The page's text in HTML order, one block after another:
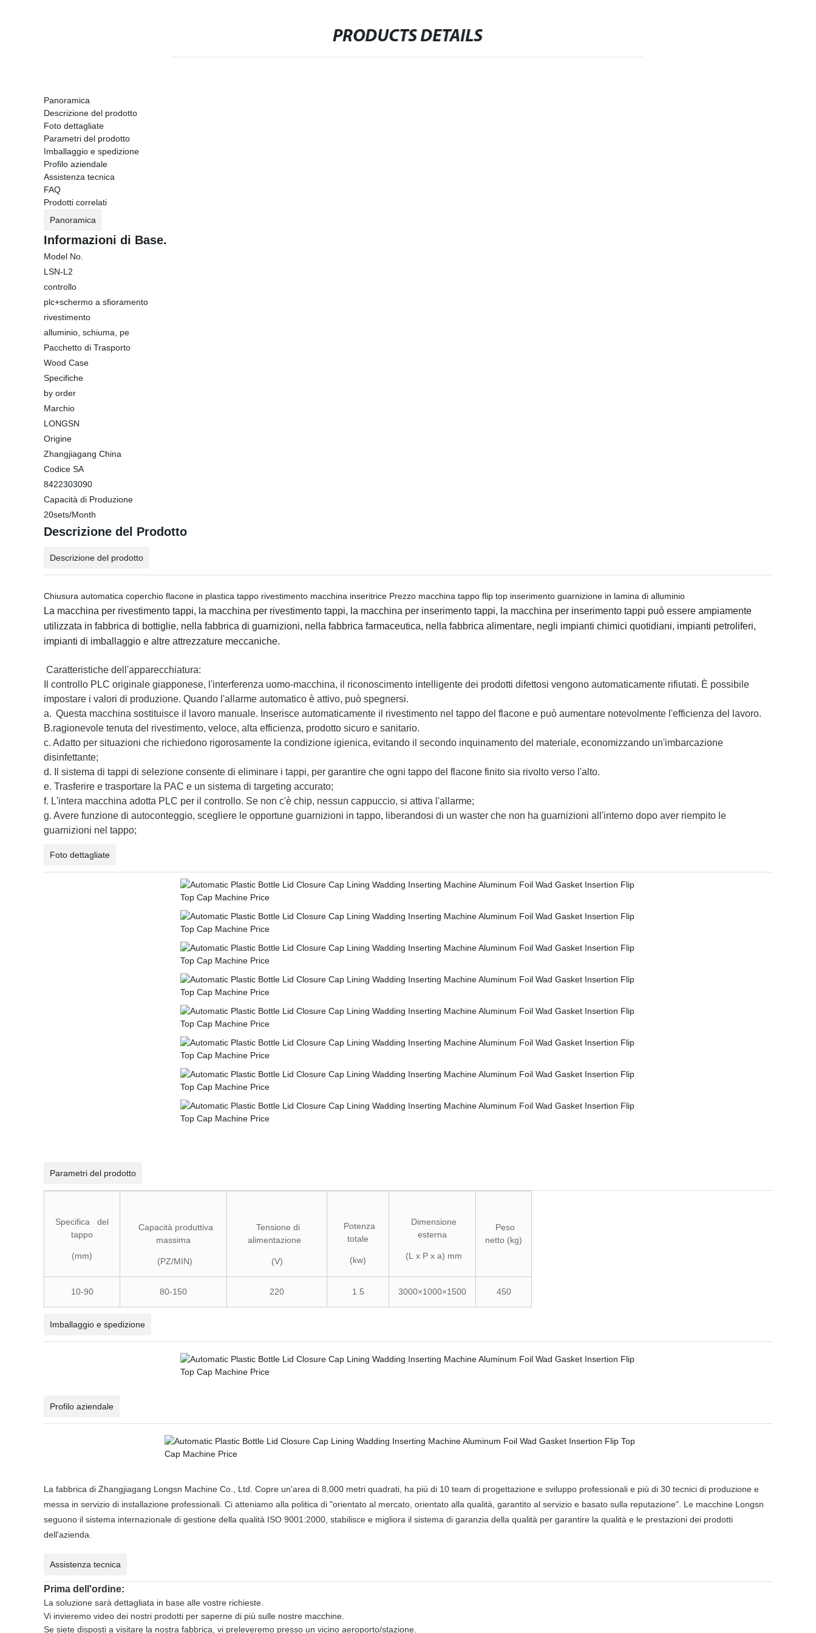
PRODUCTS DETAILS
Panoramica
Descrizione del prodotto
Foto dettagliate
Parametri del prodotto
Imballaggio e spedizione
Profilo aziendale
Assistenza tecnica
FAQ
Prodotti correlati
Panoramica
Informazioni di Base.
Model No.
LSN-L2
controllo
plc+schermo a sfioramento
rivestimento
alluminio, schiuma, pe
Pacchetto di Trasporto
Wood Case
Specifiche
by order
Marchio
LONGSN
Origine
Zhangjiagang China
Codice SA
8422303090
Capacità di Produzione
20sets/Month
Descrizione del Prodotto
Descrizione del prodotto
Chiusura automatica coperchio flacone in plastica tappo rivestimento macchina inseritrice Prezzo macchina tappo flip top inserimento guarnizione in lamina di alluminio
La macchina per rivestimento tappi, la macchina per rivestimento tappi, la macchina per inserimento tappi, la macchina per inserimento tappi può essere ampiamente
utilizzata in fabbrica di bottiglie, nella fabbrica di guarnizioni, nella fabbrica farmaceutica, nella fabbrica alimentare, negli impianti chimici quotidiani, impianti petroliferi,
impianti di imballaggio e altre attrezzature meccaniche.
Caratteristiche dell'apparecchiatura:
Il controllo PLC originale giapponese, l'interferenza uomo-macchina, il riconoscimento intelligente dei prodotti difettosi vengono automaticamente rifiutati. È possibile
impostare i valori di produzione. Quando l'allarme automatico è attivo, può spegnersi.
a. Questa macchina sostituisce il lavoro manuale. Inserisce automaticamente il rivestimento nel tappo del flacone e può aumentare notevolmente l'efficienza del lavoro.
B.ragionevole tenuta del rivestimento, veloce, alta efficienza, prodotto sicuro e sanitario.
c. Adatto per situazioni che richiedono rigorosamente la condizione igienica, evitando il secondo inquinamento del materiale, economizzando un'imbarcazione
disinfettante;
d. Il sistema di tappi di selezione consente di eliminare i tappi, per garantire che ogni tappo del flacone finito sia rivolto verso l'alto.
e. Trasferire e trasportare la PAC e un sistema di targeting accurato;
f. L'intera macchina adotta PLC per il controllo. Se non c'è chip, nessun cappuccio, si attiva l'allarme;
g. Avere funzione di autoconteggio, scegliere le opportune guarnizioni in tappo, liberandosi di un waster che non ha guarnizioni all'interno dopo aver riempito le
guarnizioni nel tappo;
Foto dettagliate
Parametri del prodotto
Specifica
del
tappo
(mm)
Capacità produttiva
massima
(PZ/MIN)
Tensione di
alimentazione
(V)
Potenza
totale
(kw)
Dimensione
esterna
(L x P x a) mm
Peso
netto (kg)
10-90 80-150 220 1.5 3000×1000×1500 450
Imballaggio e spedizione
Profilo aziendale
La fabbrica di Zhangjiagang Longsn Machine Co., Ltd. Copre un'area di 8,000 metri quadrati, ha più di 10 team di progettazione e sviluppo professionali e più di 30 tecnici di produzione e
messa in servizio di installazione professionali. Ci atteniamo alla politica di "orientato al mercato, orientato alla qualità, garantito al servizio e basato sulla reputazione". Le macchine Longsn
seguono il sistema internazionale di gestione della qualità ISO 9001:2000, stabilisce e migliora il sistema di garanzia della qualità per garantire la qualità e le prestazioni dei prodotti
dell'azienda.
Assistenza tecnica
Prima dell'ordine:
La soluzione sarà dettagliata in base alle vostre richieste.
Vi invieremo video dei nostri prodotti per saperne di più sulle nostre macchine.
Se siete disposti a visitare la nostra fabbrica, vi preleveremo presso un vicino aeroporto/stazione.